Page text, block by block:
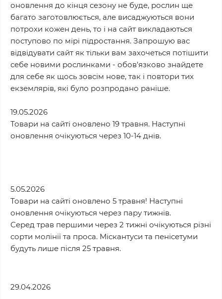
оновлення до кінця сезону не буде, рослин ще
багато заготовлюється, але висаджуються вони
потрохи кожен день, то і на сайт викладаються
поступово по мірі підростання. Запрошую вас
відвідувати сайт як тільки вам захочеться потішити
себе новими рослинками - обов'язково знайдете
для себе як щось зовсім нове, так і повтори тих
екземлярів, які було розпродано раніше.
19.05.2026
Товари на сайті оновлено 19 травня. Наступні
оновлення очікуються через 10-14 днів.
5.05.2026
Товари на сайті оновлено 5 травня! Наступні
оновлення очікуються через пару тижнів.
Серед трав першими через 2 тижні очікуються різні
сорти молінії та проса. Міскантуси та пенісетуми
будуть лише після 25 травня.
29.04.2026